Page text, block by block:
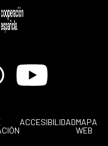
Youtube
ACCESIBILIDADMAPA
WEB